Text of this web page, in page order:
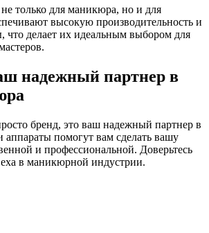
только для маникюра, но и для
высокую производительность и
что делает их идеальным выбором для
надежный партнер в
бренд, это ваш надежный партнер в
помогут вам сделать вашу
и профессиональной. Доверьтесь
в маникюрной индустрии.